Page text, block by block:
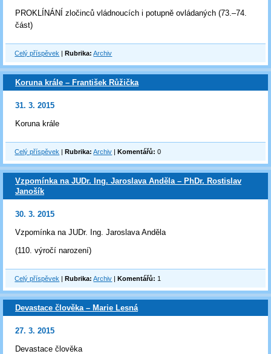
PROKLÍNÁNÍ zločinců vládnoucích i potupně ovládaných (73.–74.
část)
Celý příspěvek |Rubrika: Archiv
Koruna krále – František Růžička
31. 3. 2015
Koruna krále
Celý příspěvek |Rubrika: Archiv |Komentářů: 0
Vzpomínka na JUDr. Ing. Jaroslava Anděla – PhDr. Rostislav
Janošík
30. 3. 2015
Vzpomínka na JUDr. Ing. Jaroslava Anděla
(110. výročí narození)
Celý příspěvek |Rubrika: Archiv |Komentářů: 1
Devastace člověka – Marie Lesná
27. 3. 2015
Devastace člověka